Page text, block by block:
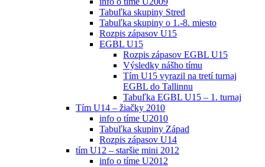
Tabuľka skupiny Stred
Tabuľka skupiny o 1.-8. miesto
Rozpis zápasov U15
EGBL U15
Rozpis zápasov EGBL U15
Výsledky nášho tímu
Tím U15 vyrazil na tretí turnaj
EGBL do Tallinnu
Tabuľka EGBL U15 – 1. turnaj
Tím U14 – žiačky 2010
info o tíme U2010
Tabuľka skupiny Západ
Rozpis zápasov U14
tím U12 – staršie mini 2012
info o tíme U2012